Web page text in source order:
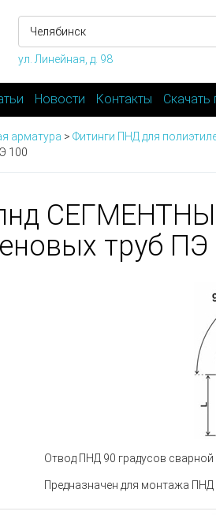
ул. Линейная, д. 98
Новости Контакты Скачать
арматура > Фитинги ПНД для
100
труб ПЭ
Отвод ПНД 90 градусов
Предназначен для монтажа ПНД